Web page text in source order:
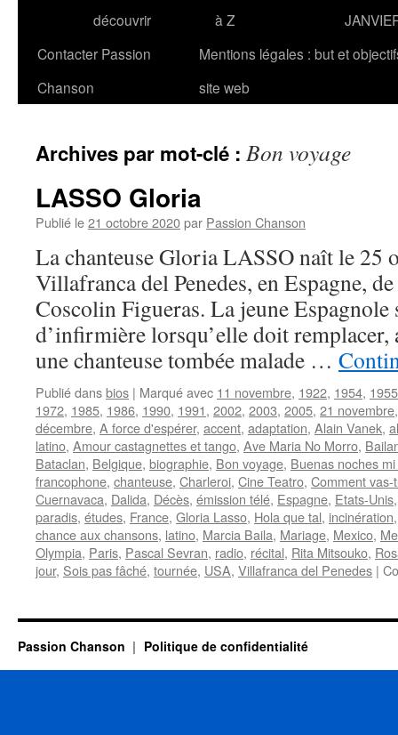
découvrir
à Z
Contacter Passion
Chanson
Mentions légales : but et
site web
Archives par mot-clé : Bon voyage
LASSO Gloria
Publié le21 octobre 2020par Passion Chanson
La chanteuse Gloria LASSO naît le 25
Villafranca del Penedes, en Espagne,
Coscolin Figueras. La jeune Espagnole
d’infirmière lorsqu’elle doit
une chanteuse tombée malade …
Publié dansbios | Marqué avec 11 novembre, 1922, 1954, 1955
1972, 1985, 1986, 1990, 1991, 2002, 2003, 2005, 21 novembre
décembre, A force d'espérer, accent, adaptation, Alain Vanek,
latino, Amour castagnettes et tango, Ave Maria No Morro,
Bataclan, Belgique, biographie, Bon voyage, Buenas noches
francophone, chanteuse, Charleroi, Cine Teatro, Comment vas-
Cuernavaca, Dalida, Décès, émission télé, Espagne, Etats-Unis
paradis, études, France, Gloria Lasso, Hola que tal, incinération
chance aux chansons, latino, Marcia Baila, Mariage, Mexico,
Olympia, Paris, Pascal Sevran, radio, récital, Rita Mitsouko,
jour, Sois pas fâché, tournée, USA, Villafranca del Penedes |
Passion Chanson Politique de confidentialité